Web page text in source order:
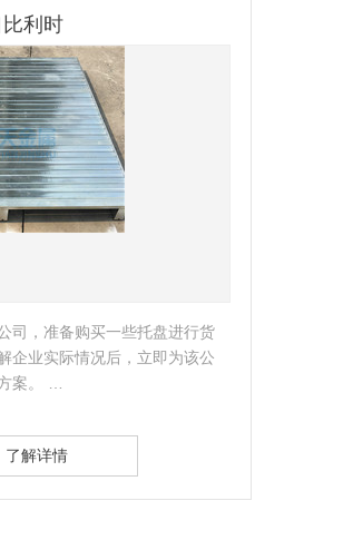
利时
司，准备购买一些托盘进行货
企业实际情况后，立即为该公
案。 …
了解详情